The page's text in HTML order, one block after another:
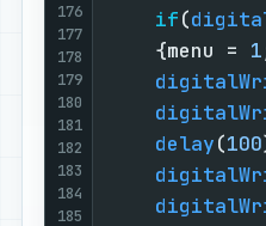
176
177
178
179
180
181
182
183
184
185
if(
    {menu =
1
delay(100